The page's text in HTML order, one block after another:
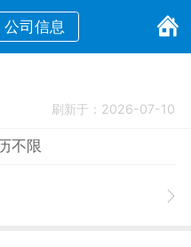
公司信息
刷新于：2026-07-10
不限